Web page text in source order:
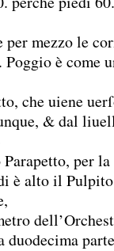
per mezzo le
Poggio è come
che uiene
&dal
per
è alto il
duodecima